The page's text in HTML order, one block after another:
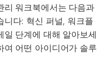
리 워크북에서는 다음과
니다: 혁신 퍼널, 워크플
일 단계에 대해 알아보세
여 어떤 아이디어가 솔루